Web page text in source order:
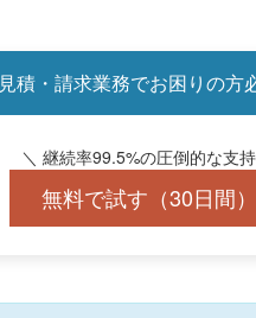
見積・請求業務でお困りの方
＼ 継続率99.5%の圧倒的な支
無料で試す（30日間）